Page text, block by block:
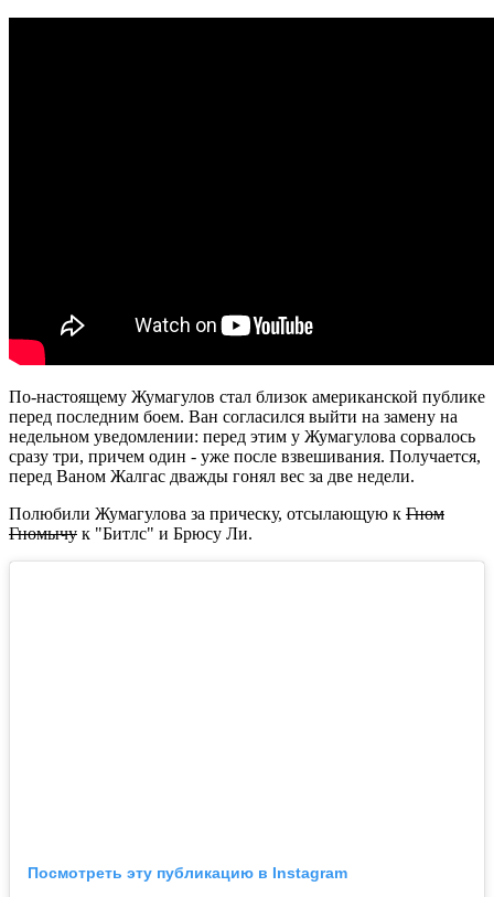
По-настоящему Жумагулов стал близок американской публике
перед последним боем. Ван согласился выйти на замену на
недельном уведомлении: перед этим у Жумагулова сорвалось
сразу три, причем один - уже после взвешивания. Получается,
перед Ваном Жалгас дважды гонял вес за две недели.
Полюбили Жумагулова за прическу, отсылающую к Гном
Гномычу к "Битлс" и Брюсу Ли.
Посмотреть эту публикацию в Instagram